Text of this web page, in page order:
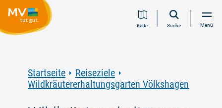
Inhalt
Navigation
Volltextsuche
FooterKarte Suche Menü
Startseite
Reiseziele
Wildkräutererhaltungsgarten Völkshagen